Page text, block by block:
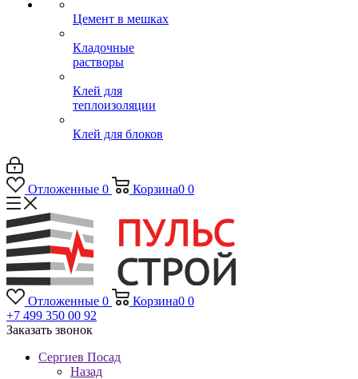
Цемент в мешках
Кладочные
растворы
Клей для
теплоизоляции
Клей для блоков
Отложенные 0 Корзина0 0
Отложенные 0 Корзина0 0
+7 499 350 00 92
Заказать звонок
Сергиев Посад
Назад